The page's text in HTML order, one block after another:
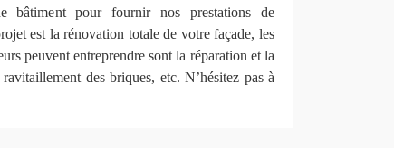
bâtiment pour fournir nos prestations de
est la rénovation totale de votre façade, les
peuvent entreprendre sont la réparation et la
des briques, etc. N’hésitez pas à